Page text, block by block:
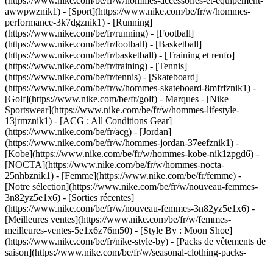
awwpwznik1) - [Sport](https://www.nike.com/be/fr/w/hommes-
performance-3k7dgznik1) - [Running]
(https://www.nike.com/be/fr/running) - [Football]
(https://www.nike.com/be/fr/football) - [Basketball]
(https://www.nike.com/be/fr/basketball) - [Training et renfo]
(https://www.nike.com/be/fr/training) - [Tennis]
(https://www.nike.com/be/fr/tennis) - [Skateboard]
(https://www.nike.com/be/fr/w/hommes-skateboard-8mfrfznik1) -
[Golf](https://www.nike.com/be/fr/golf) - Marques - [Nike
Sportswear](https://www.nike.com/be/fr/w/hommes-lifestyle-
13jrmznik1) - [ACG : All Conditions Gear]
(https://www.nike.com/be/fr/acg) - [Jordan]
(https://www.nike.com/be/fr/w/hommes-jordan-37eefznik1) -
[Kobe](https://www.nike.com/be/fr/w/hommes-kobe-nik1zpgd6) -
[NOCTA](https://www.nike.com/be/fr/w/hommes-nocta-
25nhbznik1) - [Femme](https://www.nike.com/be/fr/femme) -
[Notre sélection](https://www.nike.com/be/fr/w/nouveau-femmes-
3n82yz5e1x6) - [Sorties récentes]
(https://www.nike.com/be/fr/w/nouveau-femmes-3n82yz5e1x6) -
[Meilleures ventes](https://www.nike.com/be/fr/w/femmes-
meilleures-ventes-5e1x6z76m50) - [Style By : Moon Shoe]
(https://www.nike.com/be/fr/nike-style-by) - [Packs de vêtements de
saison](https://www.nike.com/be/fr/w/seasonal-clothing-packs-